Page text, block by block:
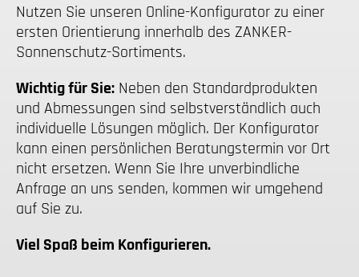
Nutzen Sie unseren Online-Konfigurator zu einer
ersten Orientierung innerhalb des ZANKER-
Sonnenschutz-Sortiments.
Wichtig für Sie: Neben den Standardprodukten
und Abmessungen sind selbstverständlich auch
individuelle Lösungen möglich. Der Konfigurator
kann einen persönlichen Beratungstermin vor Ort
nicht ersetzen. Wenn Sie Ihre unverbindliche
Anfrage an uns senden, kommen wir umgehend
auf Sie zu.
Viel Spaß beim Konfigurieren.